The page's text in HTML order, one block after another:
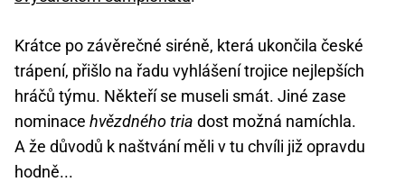
Krátce po závěrečné siréně, která ukončila české
trápení, přišlo na řadu vyhlášení trojice nejlepších
hráčů týmu. Někteří se museli smát. Jiné zase
nominace hvězdného tria dost možná namíchla.
A že důvodů k naštvání měli v tu chvíli již opravdu
hodně...